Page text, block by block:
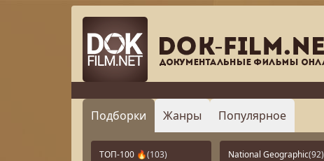
Подборки Жанры Популярное
ТОП-100 🔥(103) National Geographic(92)